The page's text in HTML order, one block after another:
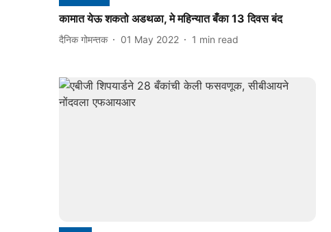
कामात येऊ शकतो अडथळा, मे महिन्यात बँका 13 दिवस बंद
दैनिक गोमन्तक 01 May 2022 1 min read